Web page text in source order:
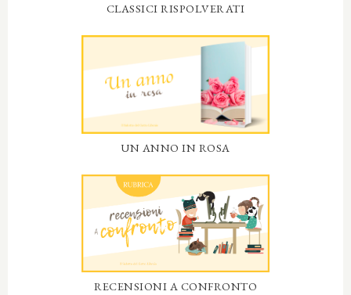
CLASSICI RISPOLVERATI
UN ANNO IN ROSA
RECENSIONI A CONFRONTO